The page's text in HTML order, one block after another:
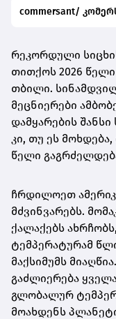
commersant/
რეკორდული
თითქოს 2026
თბილი.
მეცნიერები
დამყარების
კი, თუ ეს
წელი
ჩრდილოეთ
მძვინვარებს.
ქალაქებს
ტემპერატურამ
მაქსიმუმს
გაძლიერება
გლობალურ
მოახდენს